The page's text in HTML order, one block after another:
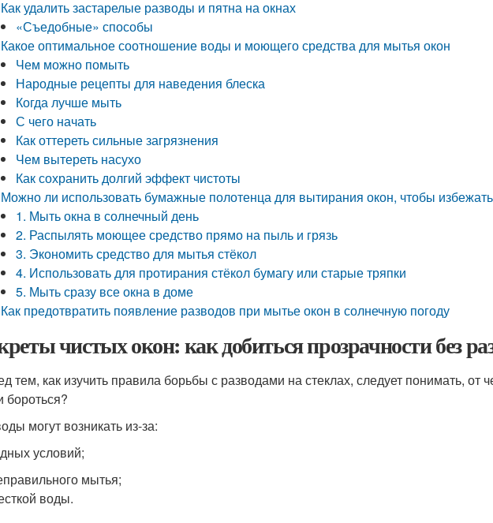
Как удалить застарелые разводы и пятна на окнах
«Съедобные» способы
Какое оптимальное соотношение воды и моющего средства для мытья окон
Чем можно помыть
Народные рецепты для наведения блеска
Когда лучше мыть
С чего начать
Как оттереть сильные загрязнения
Чем вытереть насухо
Как сохранить долгий эффект чистоты
Можно ли использовать бумажные полотенца для вытирания окон, чтобы
1. Мыть окна в солнечный день
2. Распылять моющее средство прямо на пыль и грязь
3. Экономить средство для мытья стёкол
4. Использовать для протирания стёкол бумагу или старые тряпки
5. Мыть сразу все окна в доме
Как предотвратить появление разводов при мытье окон в солнечную погоду
чистых окон: как добиться прозрачности без
тем, как изучить правила борьбы с разводами на стеклах, следует понимать, от
бороться?
могут возникать из-за:
условий;
мытья;
воды.